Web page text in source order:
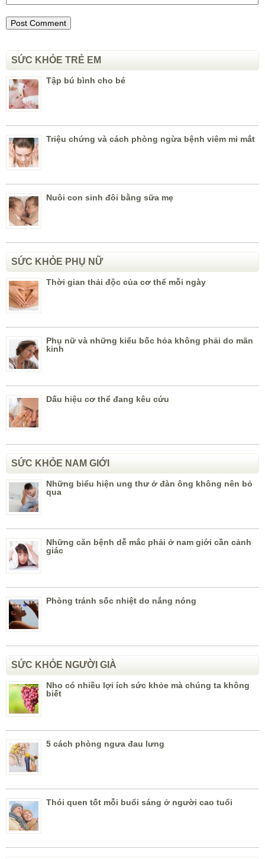
SỨC KHỎE TRẺ EM
Tập bú bình cho bé
Triệu chứng và cách phòng ngừa bệnh viêm mi mắt
Nuôi con sinh đôi bằng sữa mẹ
SỨC KHỎE PHỤ NỮ
Thời gian thải độc của cơ thể mỗi ngày
Phụ nữ và những kiểu bốc hỏa không phải do mãn
kinh
Dấu hiệu cơ thể đang kêu cứu
SỨC KHỎE NAM GIỚI
Những biểu hiện ung thư ở đàn ông không nên bỏ
qua
Những căn bệnh dễ mắc phải ở nam giới cần cảnh
giác
Phòng tránh sốc nhiệt do nắng nóng
SỨC KHỎE NGƯỜI GIÀ
Nho có nhiều lợi ích sức khỏe mà chúng ta không
biết
5 cách phòng ngưa đau lưng
Thói quen tốt mỗi buổi sáng ở người cao tuổi